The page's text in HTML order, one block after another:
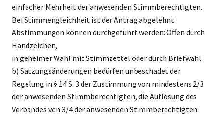
einfacher Mehrheit der anwesenden Stimmberechtigten.
Bei Stimmengleichheit ist der Antrag abgelehnt.
Abstimmungen können durchgeführt werden: Offen durch
Handzeichen,
in geheimer Wahl mit Stimmzettel oder durch Briefwahl
b) Satzungsänderungen bedürfen unbeschadet der
Regelung in § 14 S. 3 der Zustimmung von mindestens 2/3
der anwesenden Stimmberechtigten, die Auflösung des
Verbandes von 3/4 der anwesenden Stimmberechtigten.